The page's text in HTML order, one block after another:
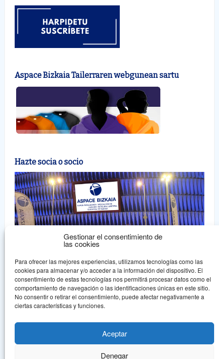
Gestionar el consentimiento de
las cookies
Para ofrecer las mejores experiencias, utilizamos tecnologías como las
cookies para almacenar y/o acceder a la información del dispositivo. El
consentimiento de estas tecnologías nos permitirá procesar datos como el
comportamiento de navegación o las identificaciones únicas en este sitio.
No consentir o retirar el consentimiento, puede afectar negativamente a
ciertas características y funciones.
Aceptar
Denegar
Aspace Bizkaia Tailerraren webgunean sartu
Hazte socia o socio
ASPACE BIZKAIA irabazi asmorik gabeko guraso elkartea da, eta
onura publikoko erakundearen aintzatespena jaso du.